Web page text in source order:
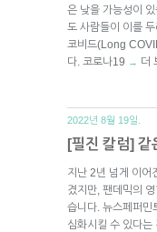
은 낮을 가능성이
도 사람들이 이를
코비드(Long
다. 코로나19 → 더
2022년 8월 19일.
[필진 칼럼] 같
지난 2년 넘게 이어
겼지만, 팬데믹의
습니다. 뉴스페퍼민
심화시킬 수 있다는